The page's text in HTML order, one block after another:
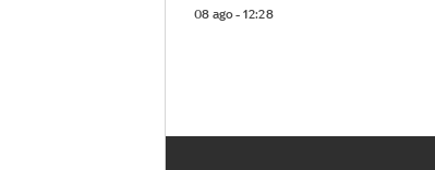
08 ago - 12:28